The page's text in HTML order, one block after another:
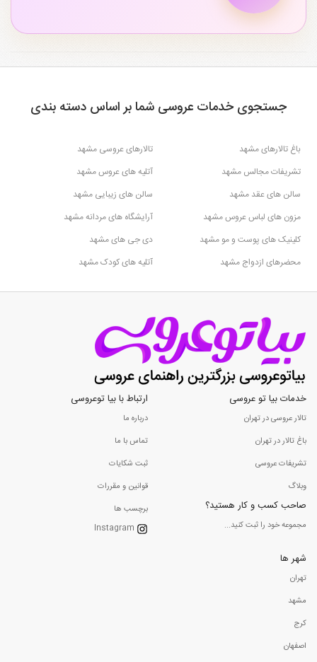
جستجوی خدمات عروسی شما بر اساس دسته بندی
باغ تالارهای مشهد
تالارهای عروسی مشهد
تشریفات مجالس مشهد
آتلیه های عروس مشهد
سالن های عقد مشهد
سالن های زیبایی مشهد
مزون های لباس عروس مشهد
آرایشگاه های مردانه مشهد
کلینیک های پوست و مو مشهد
دی جی های مشهد
محضرهای ازدواج مشهد
آتلیه های کودک مشهد
خدمات بیا تو عروسی
تالار عروسی در تهران
باغ تالار در تهران
تشریفات عروسی
وبلاگ
صاحب کسب و کار هستید؟
مجموعه خود را ثبت کنید...
ارتباط با بیا توعروسی
درباره ما
تماس با ما
ثبت شکایات
قوانین و مقررات
برچسب ها
Instagram
شهر ها
تهران
مشهد
کرج
اصفهان